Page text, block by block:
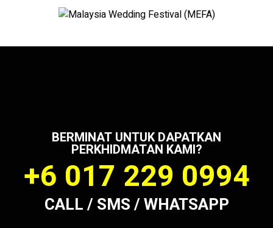
BERMINAT UNTUK DAPATKAN
PERKHIDMATAN KAMI?
+6 017 229 0994
CALL / SMS / WHATSAPP